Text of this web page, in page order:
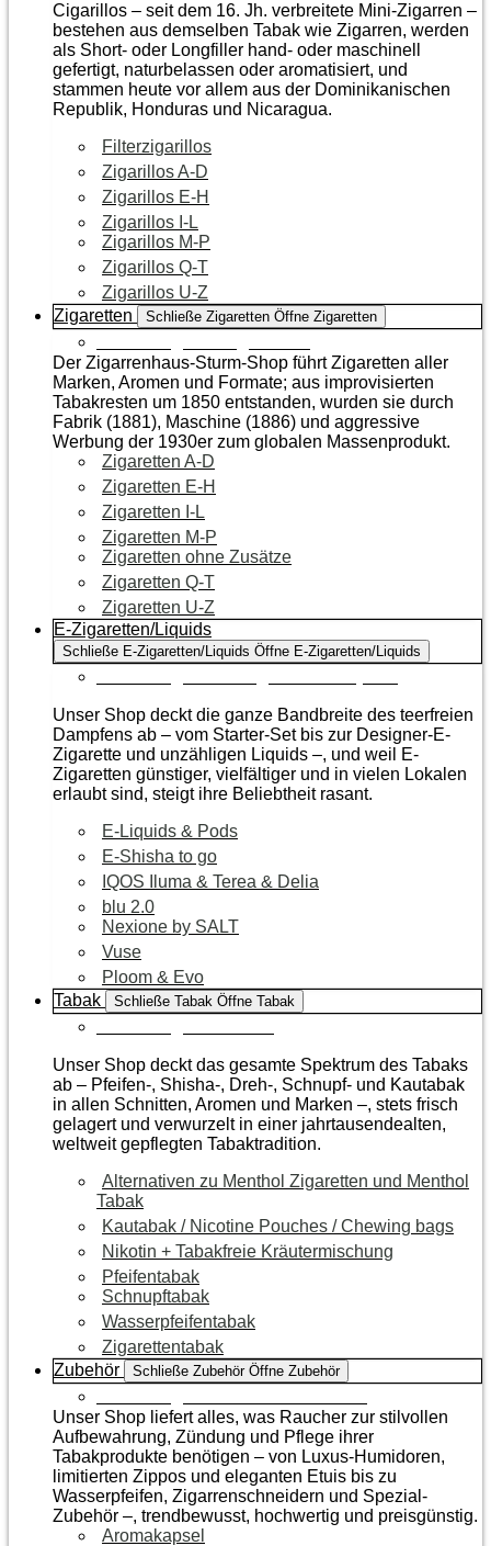
Cigarillos – seit dem 16. Jh. verbreitete Mini-Zigarren –
bestehen aus demselben Tabak wie Zigarren, werden
als Short- oder Longfiller hand- oder maschinell
gefertigt, naturbelassen oder aromatisiert, und
stammen heute vor allem aus der Dominikanischen
Republik, Honduras und Nicaragua.
Filterzigarillos
Zigarillos A-D
Zigarillos E-H
Zigarillos I-L
Zigarillos M-P
Zigarillos Q-T
Zigarillos U-Z
Zigaretten
Schließe Zigaretten Öffne Zigaretten
Der Zigarrenhaus-Sturm-Shop führt Zigaretten aller
Marken, Aromen und Formate; aus improvisierten
Tabakresten um 1850 entstanden, wurden sie durch
Fabrik (1881), Maschine (1886) und aggressive
Werbung der 1930er zum globalen Massenprodukt.
Zigaretten A-D
Zigaretten E-H
Zigaretten I-L
Zigaretten M-P
Zigaretten ohne Zusätze
Zigaretten Q-T
Zigaretten U-Z
E-Zigaretten/Liquids
Schließe E-Zigaretten/Liquids Öffne E-Zigaretten/Liquids
Unser Shop deckt die ganze Bandbreite des teerfreien
Dampfens ab – vom Starter-Set bis zur Designer-E-
Zigarette und unzähligen Liquids –, und weil E-
Zigaretten günstiger, vielfältiger und in vielen Lokalen
erlaubt sind, steigt ihre Beliebtheit rasant.
E-Liquids & Pods
E-Shisha to go
IQOS Iluma & Terea & Delia
blu 2.0
Nexione by SALT
Vuse
Ploom & Evo
Tabak
Schließe Tabak Öffne Tabak
Unser Shop deckt das gesamte Spektrum des Tabaks
ab – Pfeifen-, Shisha-, Dreh-, Schnupf- und Kautabak
in allen Schnitten, Aromen und Marken –, stets frisch
gelagert und verwurzelt in einer jahrtausendealten,
weltweit gepflegten Tabaktradition.
Alternativen zu Menthol Zigaretten und Menthol
Tabak
Kautabak / Nicotine Pouches / Chewing bags
Nikotin + Tabakfreie Kräutermischung
Pfeifentabak
Schnupftabak
Wasserpfeifentabak
Zigarettentabak
Zubehör
Schließe Zubehör Öffne Zubehör
Unser Shop liefert alles, was Raucher zur stilvollen
Aufbewahrung, Zündung und Pflege ihrer
Tabakprodukte benötigen – von Luxus-Humidoren,
limitierten Zippos und eleganten Etuis bis zu
Wasserpfeifen, Zigarrenschneidern und Spezial-
Zubehör –, trendbewusst, hochwertig und preisgünstig.
Aromakapsel